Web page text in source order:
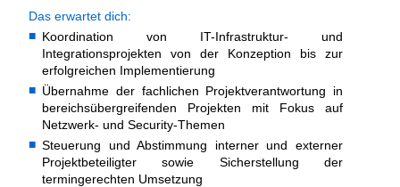
Das erwartet dich:
Koordination von IT-Infrastruktur- und
Integrationsprojekten von der Konzeption bis zur
erfolgreichen Implementierung
Übernahme der fachlichen Projektverantwortung in
bereichsübergreifenden Projekten mit Fokus auf
Netzwerk- und Security-Themen
Steuerung und Abstimmung interner und externer
Projektbeteiligter sowie Sicherstellung der
termingerechten Umsetzung